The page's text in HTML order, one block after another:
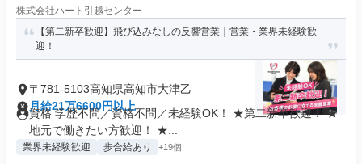
株式会社ハート引越センター
【第二新卒歓迎】飛び込みなしの反響営業｜営業・業界未経験歓
迎！
〒781-5103高知県高知市大津乙
月給21万6600円以上
資格 学歴不問／資格不問／未経験OK！ ★第二新卒歓迎！ ★
地元で働きたい方歓迎！ ★...
業界未経験歓迎 歩合給あり +19個